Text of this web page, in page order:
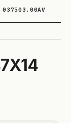
037503.00AV